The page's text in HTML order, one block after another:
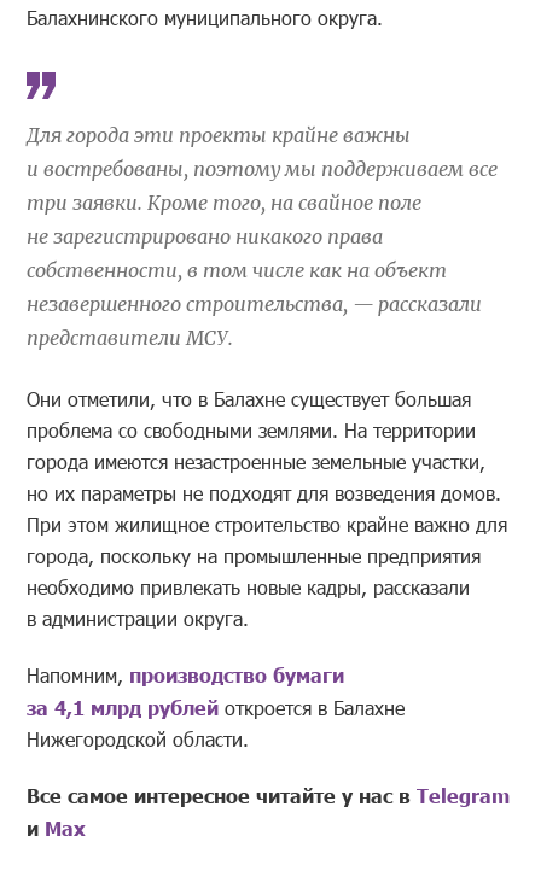
Балахнинского муниципального округа.
Для города эти проекты крайне важны
и востребованы, поэтому мы поддерживаем все
три заявки. Кроме того, на свайное поле
не зарегистрировано никакого права
собственности, в том числе как на объект
незавершенного строительства, — рассказали
представители МСУ.
Они отметили, что в Балахне существует большая
проблема со свободными землями. На территории
города имеются незастроенные земельные участки,
но их параметры не подходят для возведения домов.
При этом жилищное строительство крайне важно для
города, поскольку на промышленные предприятия
необходимо привлекать новые кадры, рассказали
в администрации округа.
Напомним, производство бумаги
за 4,1 млрд рублей откроется в Балахне
Нижегородской области.
Все самое интересное читайте у нас вTelegram
и Mах